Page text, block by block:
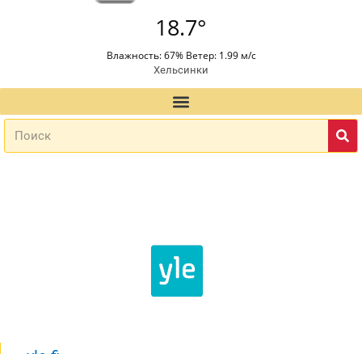
18.7°
Влажность: 67% Ветер: 1.99 м/с
Хельсинки